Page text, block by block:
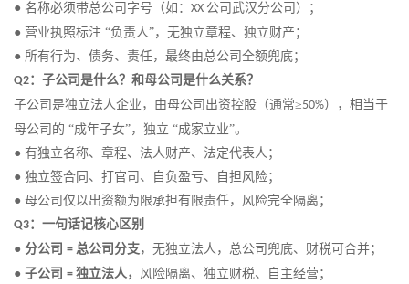
● 名称必须带总公司字号（如： XX 公司武汉分公司）
；
● 营业执照标注 “负责人”，无独立章程、独立财产 ；
● 所有行为、债务、责任，最终由总公司全额兜底；
Q2：子公司是什么？和母公司是什么关系？
子公司是独立法人企业，由母公司出资控股（通常≥50%），相当于
母公司的 “成年子女”，独立 “成家立业”。
● 有独立名称、章程、法人财产、法定代表人 ；
● 独立签合同、打官司、自负盈亏、自担风险；
● 母公司仅以出资额为限承担有限责任，风险完全隔离 ；
Q3：一句话记核心区别
● 分公司 = 总公司分支，无独立法人，总公司兜底、财税可合并；
● 子公司 = 独立法人， 风险隔离、独立财税、自主经营 ；